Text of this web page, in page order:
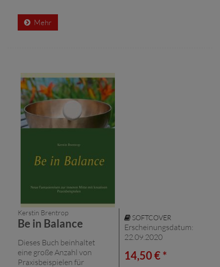
Mehr
Kerstin Brentrop
Be in Balance
Dieses Buch beinhaltet
eine große Anzahl von
Praxisbeispielen für
SOFTCOVER
Erscheinungsdatum:
22.09.2020
14,50 € *